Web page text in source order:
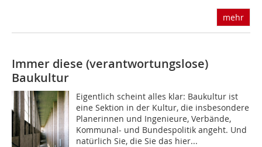
mehr
Immer diese (verantwortungslose)
Baukultur
Eigentlich scheint alles klar: Baukultur ist
eine Sektion in der Kultur, die insbesondere
Planerinnen und Ingenieure, Verbände,
Kommunal- und Bundespolitik angeht. Und
natürlich Sie, die Sie das hier...